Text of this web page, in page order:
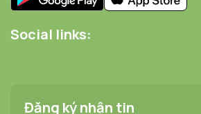
Social links:
Đăng ký nhận tin